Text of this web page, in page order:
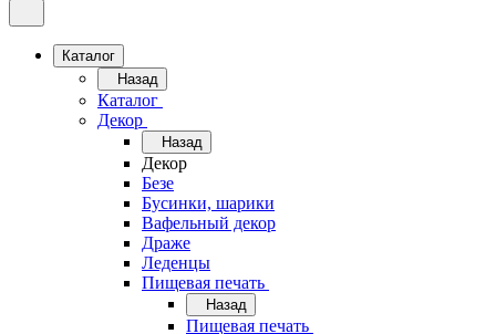
Каталог
Назад
Каталог
Декор
Назад
Декор
Безе
Бусинки, шарики
Вафельный декор
Драже
Леденцы
Пищевая печать
Назад
Пищевая печать